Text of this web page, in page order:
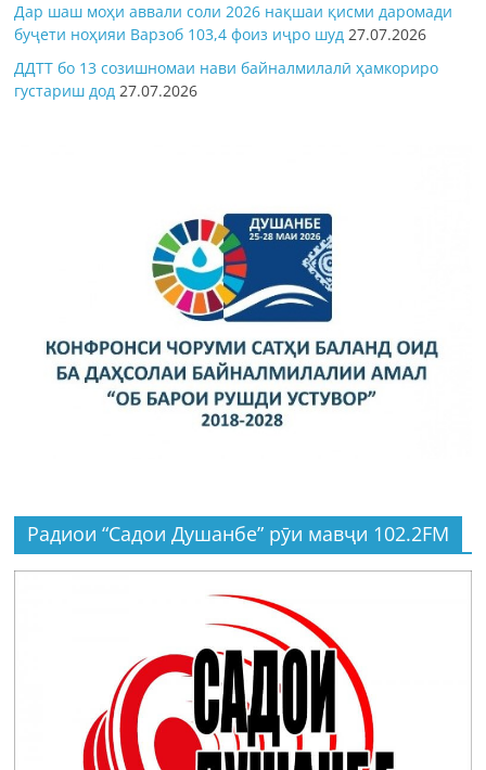
Дар шаш моҳи аввали соли 2026 нақшаи қисми даромади
буҷети ноҳияи Варзоб 103,4 фоиз иҷро шуд 27.07.2026
ДДТТ бо 13 созишномаи нави байналмилалӣ ҳамкориро
густариш дод 27.07.2026
Радиои “Садои Душанбе” рӯи мавҷи 102.2FM